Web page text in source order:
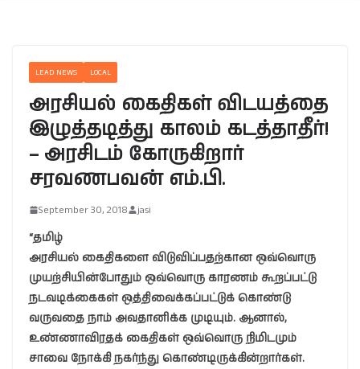
LEAD NEWS LOCAL
அரசியல் கைதிகள் விடயத்தை
இழுத்தடித்து காலம் கடத்தாதீர்!
– அரசிடம் கோருகிறார்
சரவணபவன் எம்.பி.
September 30, 2018 jasi
“தமிழ்
அரசியல் கைதிகளை விடுவிப்பதற்கான ஒவ்வொரு
முயற்சியின்போதும் ஒவ்வொரு காரணம் கூறப்பட்டு
நடவடிக்கைகள் ஒத்திவைக்கப்பட்டுக் கொண்டு
வருவதை நாம் அவதானிக்க முடியும். ஆனால்,
உண்ணாவிரதக் கைதிகள் ஒவ்வொரு நிமிடமும்
சாவை நோக்கி நகர்ந்து கொண்டிருக்கின்றார்கள்.